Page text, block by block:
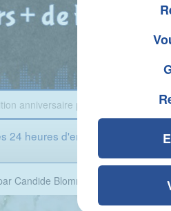
anniversaire pour les 24 heures
24 heures d'endurance des
Candide Blomme